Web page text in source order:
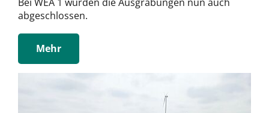
abgeschlossen.
Mehr